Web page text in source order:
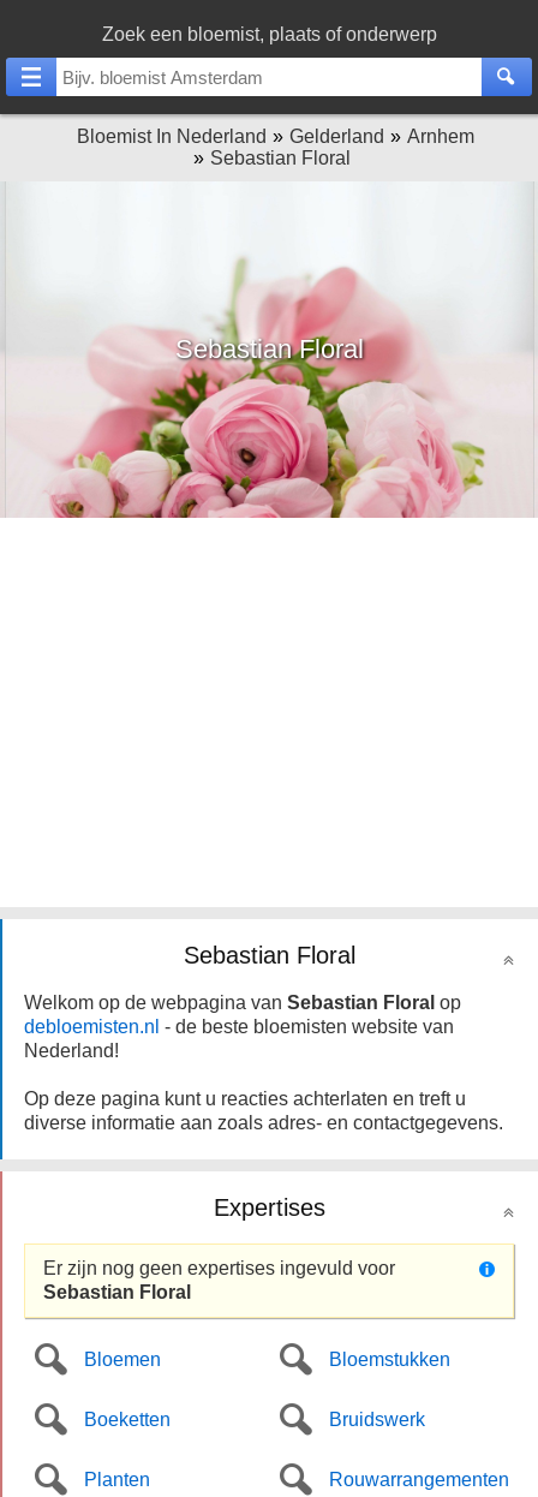
Zoek een bloemist, plaats of onderwerp
Bloemist In Nederland Gelderland
Arnhem
Sebastian Floral
Sebastian Floral
Sebastian Floral
Welkom op de webpagina van Sebastian Floral op
debloemisten.nl - de beste bloemisten website van
Nederland!
Op deze pagina kunt u reacties achterlaten en treft u
diverse informatie aan zoals adres- en contactgegevens.
Expertises
Er zijn nog geen expertises ingevuld voor
Sebastian Floral
Bloemen Bloemstukken
Boeketten Bruidswerk
Planten Rouwarrangementen